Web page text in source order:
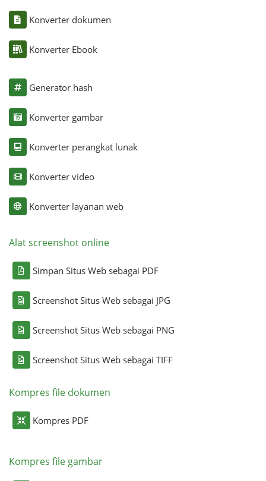
Konverter dokumen
Konverter Ebook
Generator hash
Konverter gambar
Konverter perangkat lunak
Konverter video
Konverter layanan web
Alat screenshot online
Simpan Situs Web sebagai PDF
Screenshot Situs Web sebagai JPG
Screenshot Situs Web sebagai PNG
Screenshot Situs Web sebagai TIFF
Kompres file dokumen
Kompres PDF
Kompres file gambar